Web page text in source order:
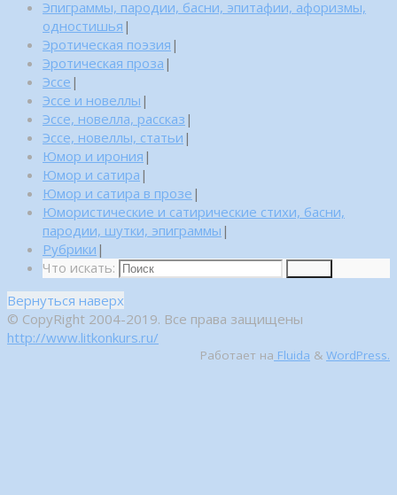
Эпиграммы, пародии, басни, эпитафии, афоризмы,
одностишья |
Эротическая поэзия |
Эротическая проза |
Эссе |
Эссе и новеллы |
Эссе, новелла, рассказ |
Эссе, новеллы, статьи |
Юмор и ирония |
Юмор и сатира |
Юмор и сатира в прозе |
Юмористические и сатирические стихи, басни,
пародии, шутки, эпиграммы |
Рубрики |
Что искать:
Вернуться наверх
© CopyRight 2004-2019. Все права защищены
http://www.litkonkurs.ru/
Работает на Fluida & WordPress.